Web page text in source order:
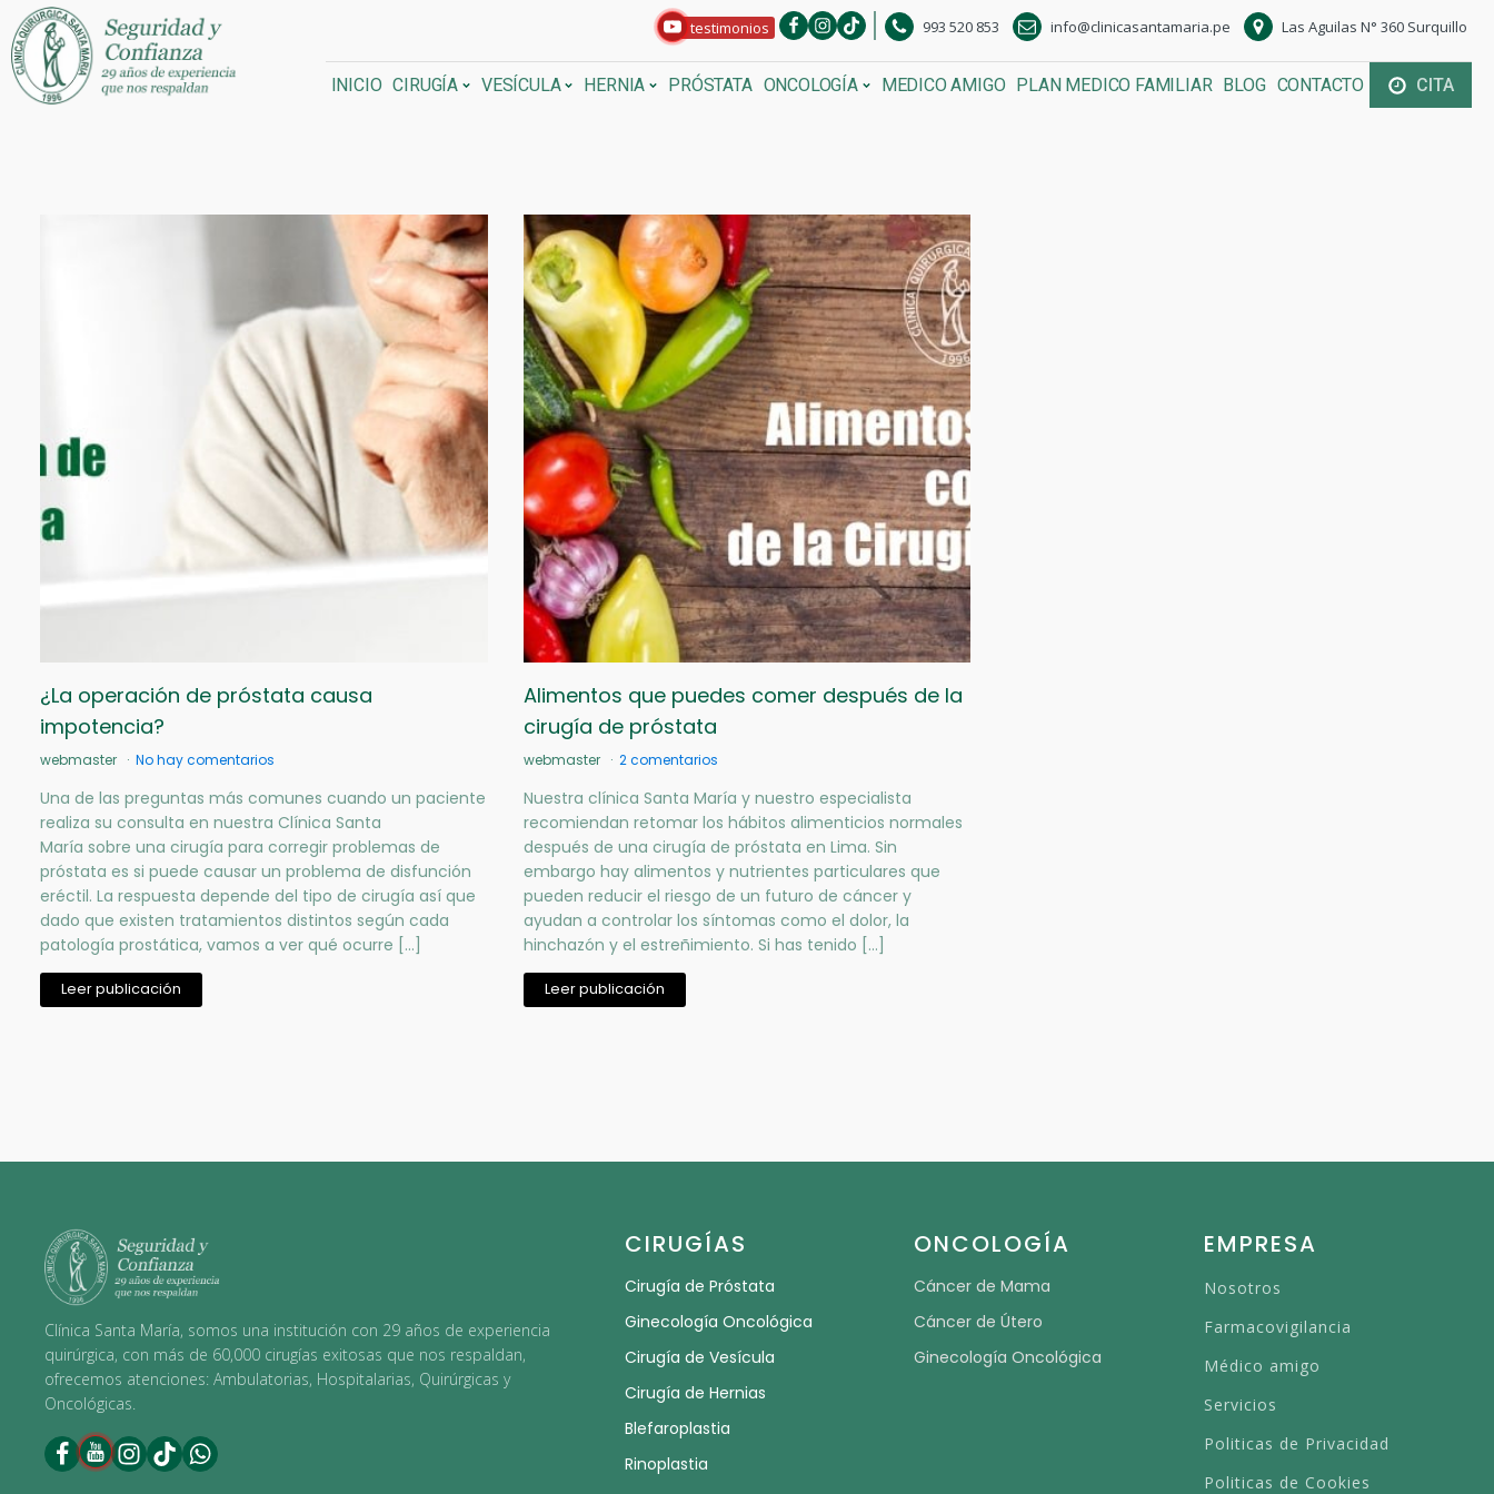
testimonios 993 520 853 info@clinicasantamaria.pe Las Aguilas N° 360 Surquillo
INICIO CIRUGÍA VESÍCULA HERNIA PRÓSTATA ONCOLOGÍA MEDICO AMIGO PLAN MEDICO FAMILIAR BLOG CONTACTO CITA
¿La operación de próstata causa
impotencia?
webmaster No hay comentarios
Una de las preguntas más comunes cuando un paciente
realiza su consulta en nuestra Clínica Santa
María sobre una cirugía para corregir problemas de
próstata es si puede causar un problema de disfunción
eréctil. La respuesta depende del tipo de cirugía así que
dado que existen tratamientos distintos según cada
patología prostática, vamos a ver qué ocurre […]
Leer publicación
Alimentos que puedes comer después de la
cirugía de próstata
webmaster 2 comentarios
Nuestra clínica Santa María y nuestro especialista
recomiendan retomar los hábitos alimenticios normales
después de una cirugía de próstata en Lima. Sin
embargo hay alimentos y nutrientes particulares que
pueden reducir el riesgo de un futuro de cáncer y
ayudan a controlar los síntomas como el dolor, la
hinchazón y el estreñimiento. Si has tenido […]
Leer publicación
Clínica Santa María, somos una institución con 29 años de experiencia
quirúrgica, con más de 60,000 cirugías exitosas que nos respaldan,
ofrecemos atenciones: Ambulatorias, Hospitalarias, Quirúrgicas y
Oncológicas.
CIRUGÍAS
Cirugía de Próstata
Ginecología Oncológica
Cirugía de Vesícula
Cirugía de Hernias
Blefaroplastia
Rinoplastia
ONCOLOGÍA
Cáncer de Mama
Cáncer de Útero
Ginecología Oncológica
EMPRESA
Nosotros
Farmacovigilancia
Médico amigo
Servicios
Politicas de Privacidad
Politicas de Cookies